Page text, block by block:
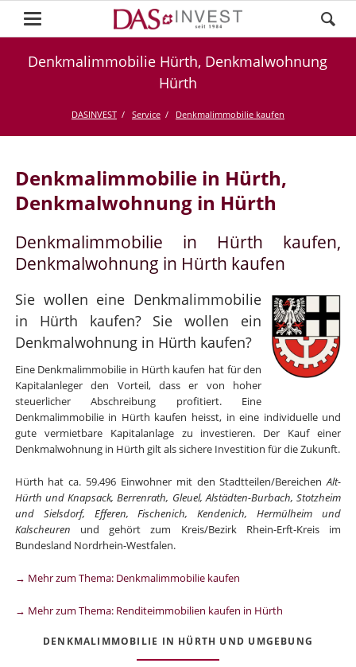
Denkmalimmobilie Hürth, Denkmalwohnung
Hürth
DASINVEST Service Denkmalimmobilie kaufen
Denkmalimmobilie in Hürth,
Denkmalwohnung in Hürth
Denkmalimmobilie in Hürth kaufen,
Denkmalwohnung in Hürth kaufen
Sie wollen eine Denkmalimmobilie
in Hürth kaufen? Sie wollen ein
Denkmalwohnung in Hürth kaufen?
Eine Denkmalimmobilie in Hürth kaufen hat für den
Kapitalanleger den Vorteil, dass er von hoher
steuerlicher Abschreibung profitiert. Eine
Denkmalimmobilie in Hürth kaufen heisst, in eine individuelle und
gute vermietbare Kapitalanlage zu investieren. Der Kauf einer
Denkmalwohnung in Hürth gilt als sichere Investition für die Zukunft.
Hürth hat ca. 59.496 Einwohner mit den Stadtteilen/BereichenAlt-
Hürth und Knapsack, Berrenrath, Gleuel, Alstädten-Burbach, Stotzheim
und Sielsdorf, Efferen, Fischenich, Kendenich, Hermülheim und
Kalscheuren und gehört zum Kreis/Bezirk Rhein-Erft-Kreis im
Bundesland Nordrhein-Westfalen.
→ Mehr zum Thema: Denkmalimmobilie kaufen
→ Mehr zum Thema: Renditeimmobilien kaufen in Hürth
DENKMALIMMOBILIE IN HÜRTH UND UMGEBUNG